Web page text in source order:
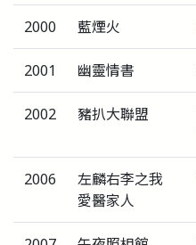
2000 藍煙火
2001 幽靈情書
2002 豬扒大聯盟
2006
左麟右李之我
愛醫家人